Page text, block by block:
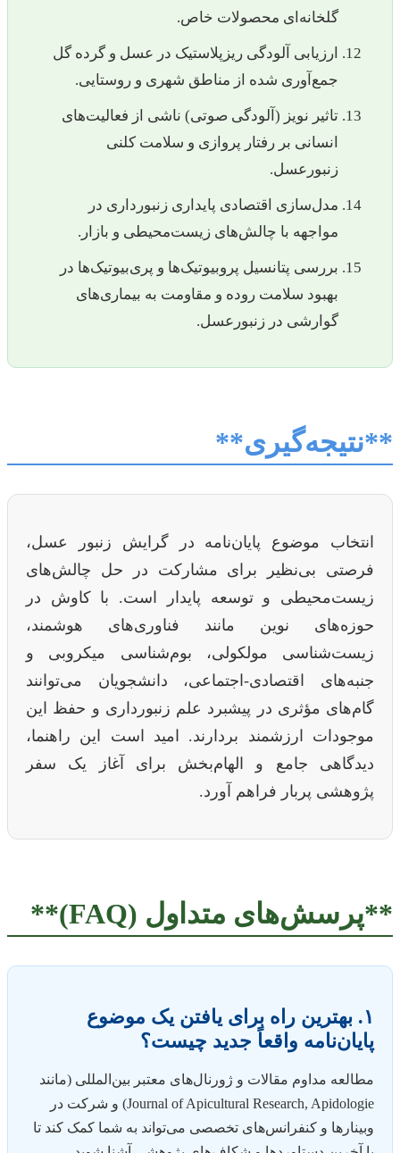
گلخانه‌ای محصولات خاص.
ارزیابی آلودگی ریزپلاستیک در عسل و گرده گل
جمع‌آوری شده از مناطق شهری و روستایی.
تاثیر نویز (آلودگی صوتی) ناشی از فعالیت‌های
انسانی بر رفتار پروازی و سلامت کلنی
زنبورعسل.
مدل‌سازی اقتصادی پایداری زنبورداری در
مواجهه با چالش‌های زیست‌محیطی و بازار.
بررسی پتانسیل پروبیوتیک‌ها و پری‌بیوتیک‌ها در
بهبود سلامت روده و مقاومت به بیماری‌های
گوارشی در زنبورعسل.
**نتیجه‌گیری**
انتخاب موضوع پایان‌نامه در گرایش زنبور عسل،
فرصتی بی‌نظیر برای مشارکت در حل چالش‌های
زیست‌محیطی و توسعه پایدار است. با کاوش در
حوزه‌های نوین مانند فناوری‌های هوشمند،
زیست‌شناسی مولکولی، بوم‌شناسی میکروبی و
جنبه‌های اقتصادی-اجتماعی، دانشجویان می‌توانند
گام‌های مؤثری در پیشبرد علم زنبورداری و حفظ این
موجودات ارزشمند بردارند. امید است این راهنما،
دیدگاهی جامع و الهام‌بخش برای آغاز یک سفر
پژوهشی پربار فراهم آورد.
**پرسش‌های متداول (FAQ)**
۱. بهترین راه برای یافتن یک موضوع
پایان‌نامه واقعاً جدید چیست؟
مطالعه مداوم مقالات و ژورنال‌های معتبر بین‌المللی (مانند
Journal of Apicultural Research, Apidologie) و شرکت در
وبینارها و کنفرانس‌های تخصصی می‌تواند به شما کمک کند تا